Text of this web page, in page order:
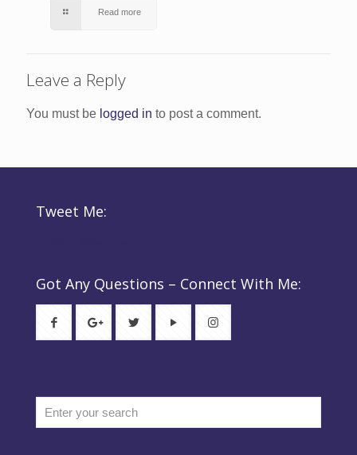
Read more
Leave a Reply
You must be logged in to post a comment.
Tweet Me:
Got Any Questions – Connect With Me: